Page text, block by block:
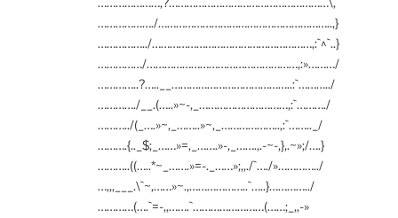
………………./…………………………………………………..,}
……………../………………………………………………,:`^`..}
……………/……………………………………………,:»………/
…………..?…..__…………………………………..:`………../
…………./__.(…..»~-,_…………………………,:`………./
………../(_….»~,_……..»~,_………………..,:`…….._/
……….{.._$;_……»=,_…….»-,_…….,.-~-,},.~»;/….}
………..((…..*~_…….»=-._……»;,,./`…./»…………../
…,,,___.\`~,……»~.,………………..`…..}…………../
…………(….`=-,,…….`……………………(……;_,,-»